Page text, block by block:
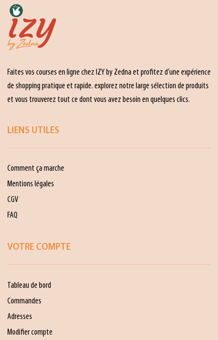
Faites vos courses en ligne chez IZY by Zedna et profitez d’une expérience
de shopping pratique et rapide. explorez notre large sélection de produits
et vous trouverez tout ce dont vous avez besoin en quelques clics.
LIENS UTILES
Comment ça marche
Mentions légales
CGV
FAQ
VOTRE COMPTE
Tableau de bord
Commandes
Adresses
Modifier compte